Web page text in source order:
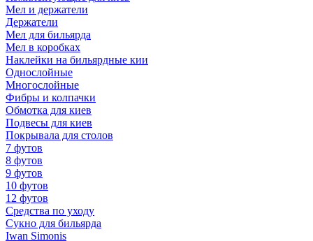
Мел и держатели
Держатели
Мел для бильярда
Мел в коробках
Наклейки на бильярдные кии
Однослойные
Многослойные
Фибры и колпачки
Обмотка для киев
Подвесы для киев
Покрывала для столов
7 футов
8 футов
9 футов
10 футов
12 футов
Средства по уходу
Сукно для бильярда
Iwan Simonis